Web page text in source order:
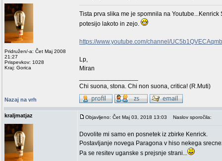
Pridružen/-a: Čet Maj 2008
21:27
Prispevkov: 1028
Kraj: Gorica
Tista prva slika me je spomnila na
potesijo lakoto in zejo.
https://www.youtube.com/channel/
Lp,
Miran
Chi suona, stona. Chi non suona, critica! (R.Muti)
Nazaj na vrh
kraljmatjaz Objavljeno: Čet Maj 03, 2018 13:03 Naslov sporočila:
Dovolite mi samo en posnetek iz zbirke Kenrick.
Postavljanje novega Paragona v hiso nekega
Pa se resitev uganske s prejsnje strani...